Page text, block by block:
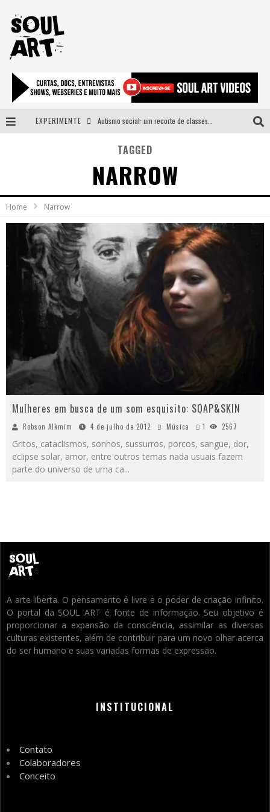
EXPERIMENTE
A subida da rampa é diferente!
Faça o bem! Mas, sem olhar a quem!?
Novo single de Arnaldo Tifu, “De Testa” explora brasilidade em sons, cores e símbolos
TAGGED
NARROW
Home Narrow
Mulheres em busca de um som esquisito: SOAP&SKIN
Robson Alkmim 4 de julho de 2012 Música 1 2567
Gritos, cataclismos, sonhos, sussurros, porcos, sangue, dor,
eclipse solar, amor, entre outros temas nada usuais fazem
parte do universo de uma ca...
A arte liberta. O pensamento é livre e o poder de criação infinito.
O portal da SOUL ART é fonte de informação. Seu objetivo é
proporcionar a expansão da consciência, assimilar as diversas
culturas existentes, além de contribuir para um novo olhar acerca
do ser humano e suas variadas formas de expressão.
INSTITUCIONAL
Contato
Colaboradores
Conceito